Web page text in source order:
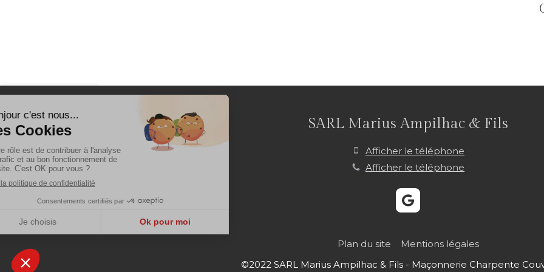
SARL Marius Ampilhac & Fils
Afficher le téléphone
Afficher le téléphone
Plan du site
Mentions légales
©2022 SARL Marius Ampilhac & Fils - Maçonnerie Charpente